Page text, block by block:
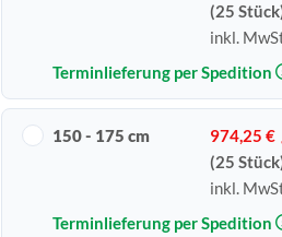
(25
inkl.
Terminlieferung per Spedition
150 - 175 cm 974,25 €
(25
inkl.
Terminlieferung per Spedition